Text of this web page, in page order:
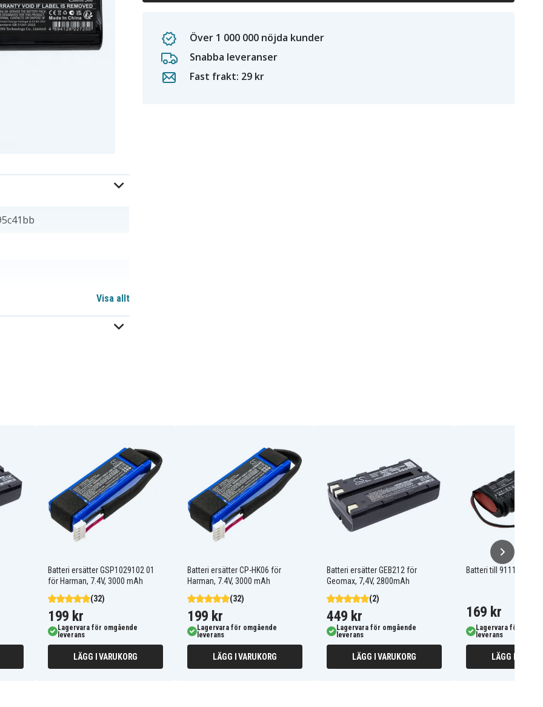
Över 1 000 000 nöjda kunder
Snabba leveranser
Fast frakt: 29 kr
Audi A3 Saloon Sportback
8V 2017-2020
Audi A6 Avant 2015 - 2017
Audi RSQ3 F3 Sportback
Audi e-tron GT F8 2021
SEAT Formentor KM 2021
Skoda Enyaq 5A 2021
Skoda Kamiq NW 2020
Skoda Kushaq PA 2021
Skoda Tiguan 2017
Visa allt
Batteri ersätter GSP1029102 01
för Harman, 7.4V, 3000 mAh
(32)
199 kr
Lagervara för omgående
leverans
LÄGG I VARUKORG
Batteri ersätter CP-HK06 för
Harman, 7.4V, 3000 mAh
(32)
199 kr
Lagervara för omgående
leverans
LÄGG I VARUKORG
Batteri ersätter GEB212 för
Geomax, 7,4V, 2800mAh
(2)
449 kr
Lagervara för omgående
leverans
LÄGG I VARUKORG
Batteri till 91110042
169 kr
Lagervara för
leverans
LÄGG I